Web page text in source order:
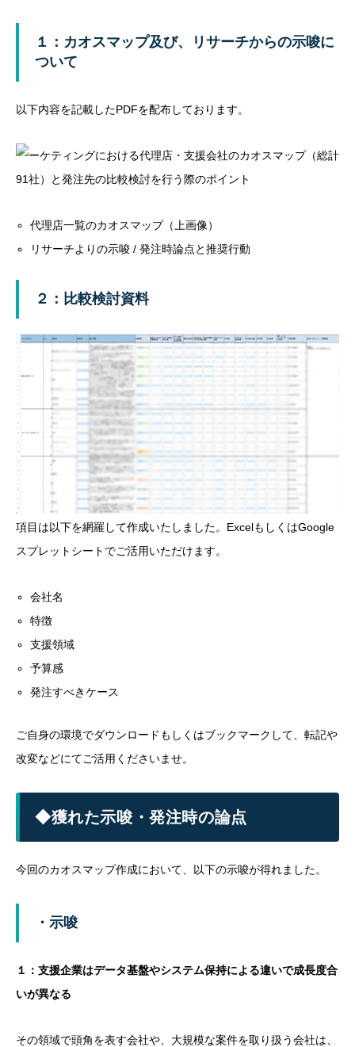
１：カオスマップ及び、リサーチからの示唆に
ついて
以下内容を記載したPDFを配布しております。
代理店一覧のカオスマップ（上画像）
リサーチよりの示唆 / 発注時論点と推奨行動
２：比較検討資料
項目は以下を網羅して作成いたしました。ExcelもしくはGoogle
スプレットシートでご活用いただけます。
会社名
特徴
支援領域
予算感
発注すべきケース
ご自身の環境でダウンロードもしくはブックマークして、転記や
改変などにてご活用くださいませ。
◆獲れた示唆・発注時の論点
今回のカオスマップ作成において、以下の示唆が得れました。
・示唆
１：支援企業はデータ基盤やシステム保持による違いで成長度合
いが異なる
その領域で頭角を表す会社や、大規模な案件を取り扱う会社は、